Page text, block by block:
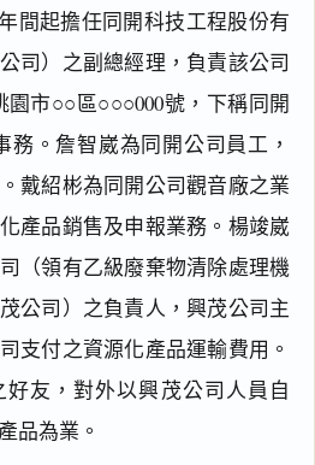
間起擔任同開科技工程股份有
司）之副總經理，負責該公司
市○○區○○○000號，下稱同開
務。詹智崴為同開公司員工，
戴紹彬為同開公司觀音廠之業
產品銷售及申報業務。楊竣崴
（領有乙級廢棄物清除處理機
公司）之負責人，興茂公司主
支付之資源化產品運輸費用。
友，對外以興茂公司人員自
品為業。